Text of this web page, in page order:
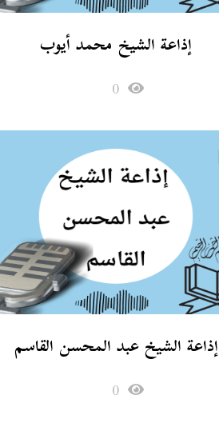
إذاعة الشيخ محمد أيوب
إذاعة الشيخ عبد المحسن القاسم